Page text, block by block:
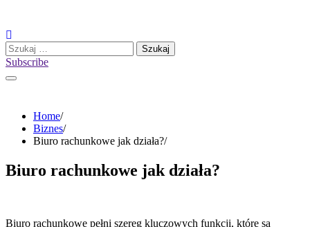
content
Szukaj:
Subscribe
Home
Biznes
Biuro rachunkowe jak działa?
Biuro rachunkowe jak działa?
Biuro rachunkowe pełni szereg kluczowych funkcji, które są